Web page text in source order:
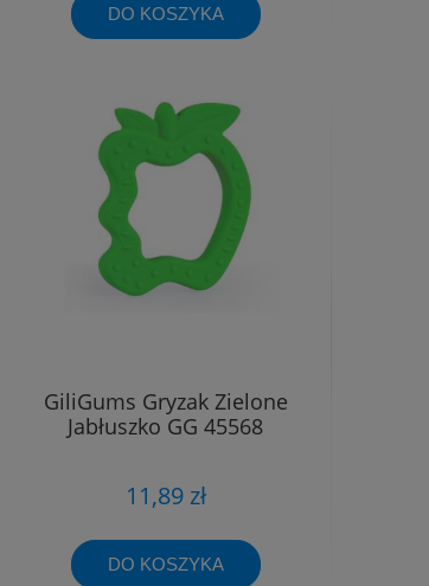
DO KOSZYKA
GiliGums Gryzak Zielone
Jabłuszko GG 45568
11,89 zł
DO KOSZYKA